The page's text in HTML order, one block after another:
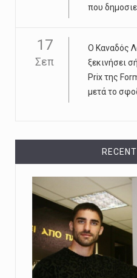
που
17
Σεπ
Ο Καναδός
ξεκινήσει
Prix της
μετά το